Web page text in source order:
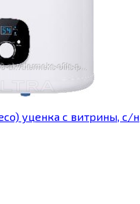
уценка c витрины, с/н